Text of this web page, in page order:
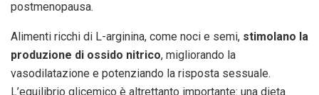
postmenopausa.
Alimenti ricchi di L-arginina, come noci e semi, stimolano la
produzione di ossido nitrico, migliorando la
vasodilatazione e potenziando la risposta sessuale.
L’equilibrio glicemico è altrettanto importante: una dieta